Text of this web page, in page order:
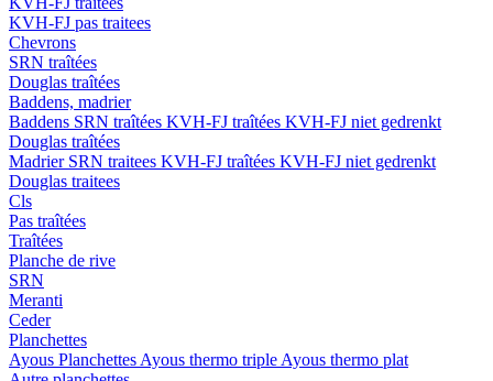
KVH-FJ pas traitees
Chevrons
SRN traîtées
Douglas traîtées
Baddens, madrier
Baddens SRN traîtées KVH-FJ traîtées KVH-FJ niet gedrenkt
Douglas traîtées
Madrier SRN traitees KVH-FJ traîtées KVH-FJ niet gedrenkt
Douglas traitees
Cls
Pas traîtées
Traîtées
Planche de rive
SRN
Meranti
Ceder
Planchettes
Ayous Planchettes Ayous thermo triple Ayous thermo plat